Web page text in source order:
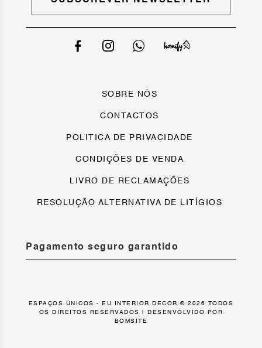
SOBRE NÓS
CONTACTOS
POLITICA DE PRIVACIDADE
CONDIÇÕES DE VENDA
LIVRO DE RECLAMAÇÕES
RESOLUÇÃO ALTERNATIVA DE LITÍGIOS
Pagamento seguro garantido
ESPAÇOS ÚNICOS - EU INTERIOR DECOR © 2026 TODOS
OS DIREITOS RESERVADOS | DESENVOLVIDO POR
BOMSITE